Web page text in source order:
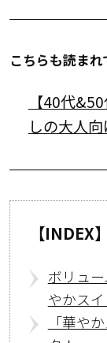
こちらも読まれ
【40代
しの大人
【INDEX】
ボリュ
やかスイ
「華や